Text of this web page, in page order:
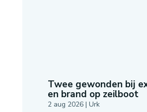
Twee gewonden bij
en brand op zeilboot
2 aug 2026| Urk